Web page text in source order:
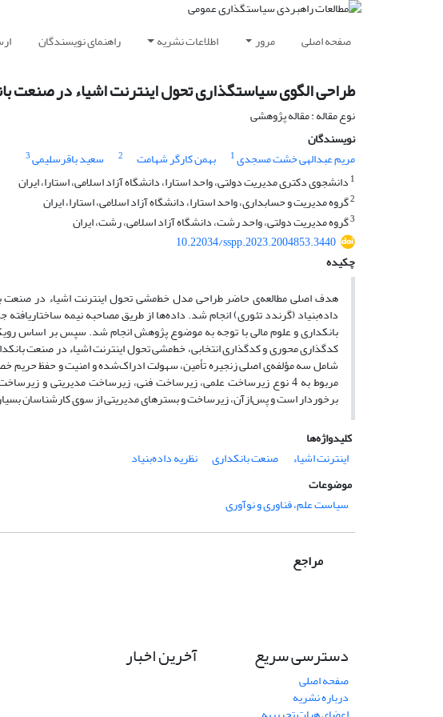
صفحه اصلی مرور اطلاعات نشریه راهنمای نویسندگان
طراحی الگوی سیاستگذاری تحول اینترنت اشیاء در صنعت
نوع مقاله : مقاله پژوهشی
نویسندگان
مریم عبدالهی خشت مسجدی1 بهمن کارگر شهامت 2 سعید باقرسلیمی3
1 دانشجوی دکتری مدیریت دولتی، واحد استارا، دانشگاه آزاد اسلامی، استارا، ایران
2گروه مدیریت و حسابداری، واحد استارا، دانشگاه آزاد اسلامی، استارا، ایران
3گروه مدیریت دولتی، واحد رشت، دانشگاه آزاد اسلامی، رشت، ایران
10.22034/sspp.2023.2004853.3440
چکیده
هدف اصلی مطالعه‌ی حاضر طراحی مدل خط‌مشی تحول اینترنت اشیاء در صنعت
بانکداری و علوم مالی با توجه به موضوع پژوهش انجام شد. سپس بر اساس
کدگذاری محوری و کدگذاری انتخابی، خط‌مشی تحول اینترنت اشیاء در صنعت
شامل سه مؤلفه‌ی اصلی زنجیره تأمین، سهولت ادراک‌شده و امنیت و حفظ حریم
مربوط به 4 نوع زیرساخت علمی، زیرساخت فنی، زیرساخت مدیریتی و
برخوردار است و پس‌ازآن، زیرساخت و بسترهای مدیریتی از سوی کارشناسان
کلیدواژه‌ها
اینترنت اشیاء
صنعت بانکداری
نظریه داده‌بنیاد
موضوعات
سیاست علم، فناوری و نوآوری
مراجع
دسترسی سریع
صفحه اصلی
درباره نشریه
آخرین اخبار